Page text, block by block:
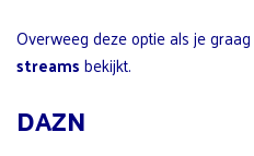
Overweeg deze optie als je graag
streamsbekijkt.
DAZN